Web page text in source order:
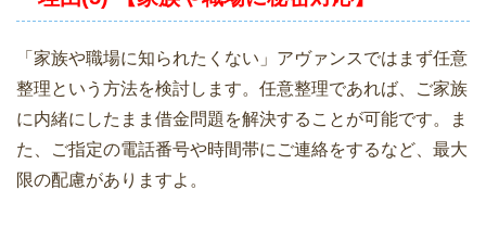
「家族や職場に知られたくない」アヴァンスではまず任意
整理という方法を検討します。任意整理であれば、ご家族
に内緒にしたまま借金問題を解決することが可能です。ま
た、ご指定の電話番号や時間帯にご連絡をするなど、最大
限の配慮がありますよ。